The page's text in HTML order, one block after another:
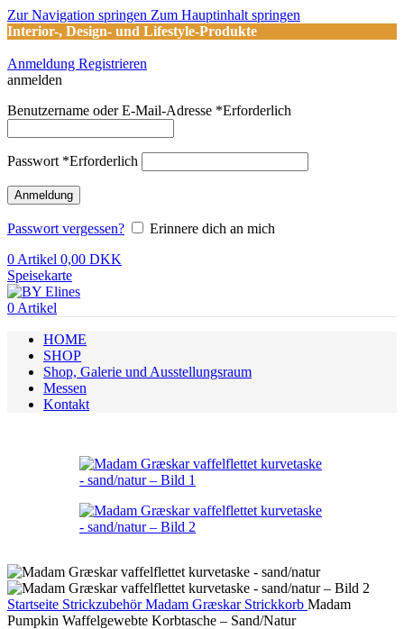
Zur Navigation springen Zum Hauptinhalt springen
Interior-, Design- und Lifestyle-Produkte
Anmeldung Registrieren
anmelden
Benutzername oder E-Mail-Adresse *Erforderlich
Passwort *Erforderlich
Anmeldung
Passwort vergessen?
Erinnere dich an mich
0 Artikel 0,00 DKK
Speisekarte
0 Artikel
HOME
SHOP
Shop, Galerie und Ausstellungsraum
Messen
Kontakt
Startseite StrickzubehörMadam Græskar Strickkorb Madam
Pumpkin Waffelgewebte Korbtasche – Sand/Natur